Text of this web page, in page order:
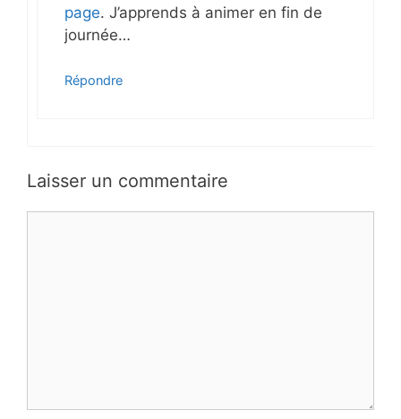
page. J’apprends à animer en fin de
journée…
Répondre
Laisser un commentaire